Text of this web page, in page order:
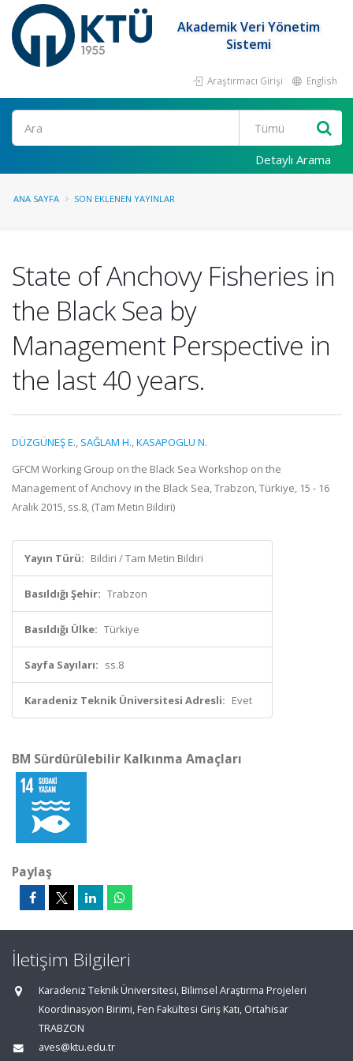
Akademik Veri Yönetim
Sistemi
Araştırmacı Girişi English
Ara
Detaylı Arama
ANA SAYFA SON EKLENEN YAYINLAR
State of Anchovy Fisheries in
the Black Sea by
Management Perspective in
the last 40 years.
DÜZGÜNEŞ E., SAĞLAM H.,KASAPOGLU N.
GFCM Working Group on the Black Sea Workshop on the
Management of Anchovy in the Black Sea, Trabzon, Türkiye, 15 - 16
Aralık 2015, ss.8, (Tam Metin Bildiri)
Yayın Türü: Bildiri / Tam Metin Bildiri
Basıldığı Şehir: Trabzon
Basıldığı Ülke: Türkiye
Sayfa Sayıları: ss.8
Karadeniz Teknik Üniversitesi Adresli: Evet
BM Sürdürülebilir Kalkınma Amaçları
Paylaş
İletişim Bilgileri
Karadeniz Teknik Üniversitesi, Bilimsel Araştırma Projeleri
Koordinasyon Birimi, Fen Fakültesi Giriş Katı, Ortahisar
TRABZON
aves@ktu.edu.tr